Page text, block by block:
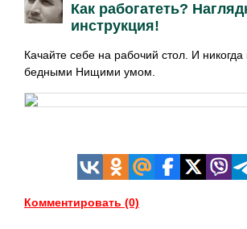
Как рабогатеть?
инструкция!
Качайте себе на рабочий стол. И никогда
бедными Нищими умом.
Комментировать (0)